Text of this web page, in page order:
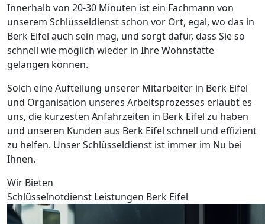
Innerhalb von 20-30 Minuten ist ein Fachmann von
unserem Schlüsseldienst schon vor Ort, egal, wo das in
Berk Eifel auch sein mag, und sorgt dafür, dass Sie so
schnell wie möglich wieder in Ihre Wohnstätte
gelangen können.
Solch eine Aufteilung unserer Mitarbeiter in Berk Eifel
und Organisation unseres Arbeitsprozesses erlaubt es
uns, die kürzesten Anfahrzeiten in Berk Eifel zu haben
und unseren Kunden aus Berk Eifel schnell und effizient
zu helfen. Unser Schlüsseldienst ist immer im Nu bei
Ihnen.
Wir Bieten
Schlüsselnotdienst Leistungen Berk Eifel